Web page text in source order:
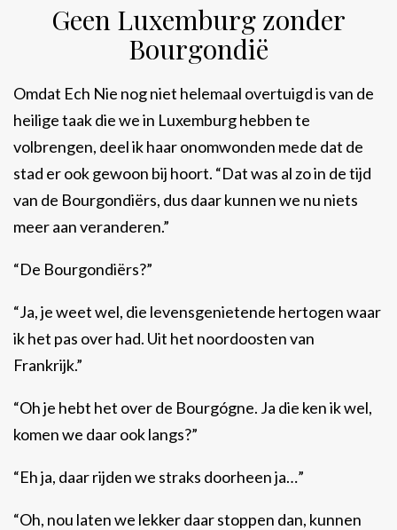
Geen Luxemburg zonder
Bourgondië
Omdat Ech Nie nog niet helemaal overtuigd is van de
heilige taak die we in Luxemburg hebben te
volbrengen, deel ik haar onomwonden mede dat de
stad er ook gewoon bij hoort. “Dat was al zo in de tijd
van de Bourgondiërs, dus daar kunnen we nu niets
meer aan veranderen.”
“De Bourgondiërs?”
“Ja, je weet wel, die levensgenietende hertogen waar
ik het pas over had. Uit het noordoosten van
Frankrijk.”
“Oh je hebt het over de Bourgógne. Ja die ken ik wel,
komen we daar ook langs?”
“Eh ja, daar rijden we straks doorheen ja…”
“Oh, nou laten we lekker daar stoppen dan, kunnen